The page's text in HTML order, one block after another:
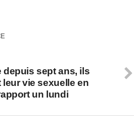
depuis sept ans, ils
leur vie sexuelle en
un lundi